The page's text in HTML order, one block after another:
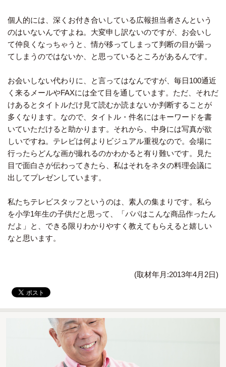
個人的には、深くお付き合いしている広報担当者さんという
のはいないんですよね。大変申し訳ないのですが、お会いし
て仲良くなっちゃうと、情が移ってしまって判断の目が曇っ
てしまうのではないか、と思っているところがあるんです。
お会いしない代わりに、と言ってはなんですが、毎日100通近
く来るメールやFAXには全て目を通しています。ただ、それだ
けあるとタイトルだけ見て読むか読まないか判断することが
多くなります。なので、タイトル・件名にはキーワードを書
いていただけると助かります。それから、中身には写真が欲
しいですね。テレビは何よりビジュアル重視なので。会場に
行ったらどんな画が撮れるのかわかると有り難いです。見た
目で面白さが伝わってきたら、私はそれをネタの料理会議に
出してプレゼンしています。
私たちテレビスタッフというのは、素人の集まりです。私ら
を小学1年生の子供だと思って、「パパはこんな商品作ったん
だよ」と、できる限りわかりやすく教えてもらえると嬉しい
なと思います。
(取材年月:2013年4月2日)